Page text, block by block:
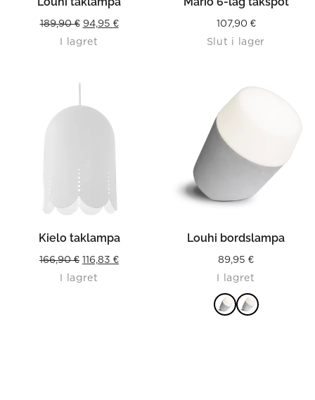
189,90€ Original
price
94,95 €Current
I lagret
107,90 €
Slut i lager
Kielo taklampa
166,90€ Original
price
116,83 €Current
I lagret
Louhi bordslampa
89,95 €
I lagret